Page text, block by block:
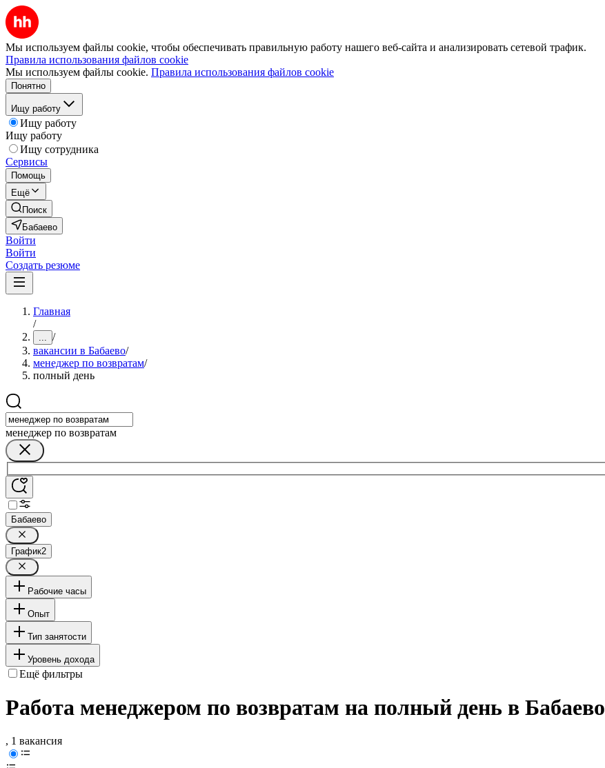
Мы используем файлы cookie, чтобы обеспечивать правильную работу нашего веб-сайта и анализировать сетевой трафик.
Правила использования файлов cookie
Мы используем файлы cookie. Правила использования файлов cookie
Понятно
Ищу работу
Ищу работу
Ищу работу
Ищу сотрудника
Сервисы
Помощь
Ещё
Поиск
Бабаево
Войти
Войти
Создать резюме
Главная
/
... /
вакансии в Бабаево/
менеджер по возвратам/
полный день
менеджер по возвратам
Бабаево
График2
Рабочие часы
Опыт
Тип занятости
Уровень дохода
Ещё фильтры
Работа менеджером по возвратам на полный день в Бабаево
, 1 вакансия